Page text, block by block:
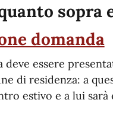
sopra
domanda
deve essere
di residenza: a
estivo e a lui